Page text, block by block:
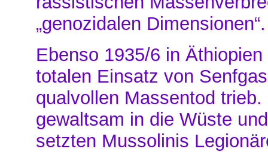
„genozidalen Dimensionen“.
Ebenso 1935/6 in
totalen Einsatz von
qualvollen Massentod
gewaltsam in die Wüste
setzten Mussolinis